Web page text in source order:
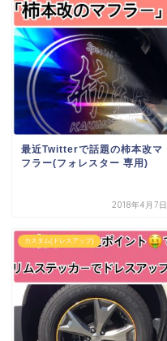
最近Twitterで話題の柿本改マ
フラー(フォレスター 専用)
2018年4月7日
カスタム(ドレスアップ)